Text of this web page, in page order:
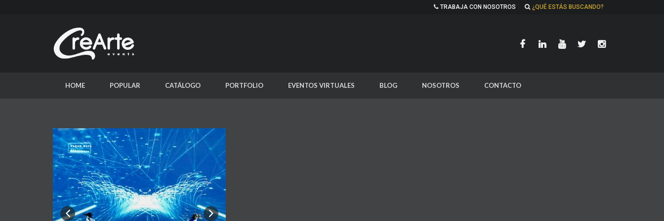
TRABAJA CON NOSOTROS ¿QUÉ ESTÁS BUSCANDO?
HOME POPULAR CATÁLOGO PORTFOLIO EVENTOS VIRTUALES BLOG NOSOTROS CONTACTO